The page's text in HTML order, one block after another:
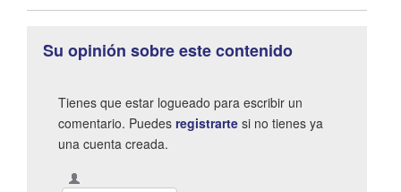
Su opinión sobre este contenido
Tienes que estar logueado para escribir un
comentario. Puedes registrarte si no tienes ya
una cuenta creada.